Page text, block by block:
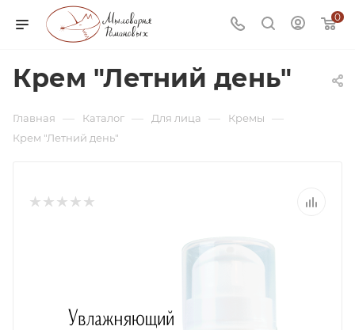
0
Крем "Летний день"
Главная — Каталог — Для лица — Кремы —
Крем "Летний день"